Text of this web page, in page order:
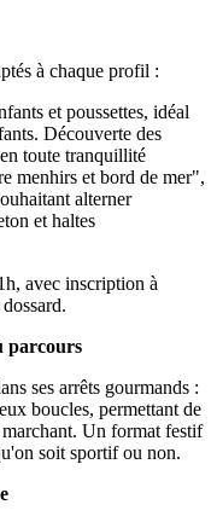
à chaque profil :
et poussettes, idéal
Découverte des
toute tranquillité
menhirs et bord de mer",
alterner
et haltes
avec inscription à
parcours
ses arrêts gourmands :
boucles, permettant de
marchant. Un format festif
soit sportif ou non.